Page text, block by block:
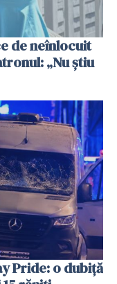
de neînlocuit
„Nu știu
Pride: o dubiță